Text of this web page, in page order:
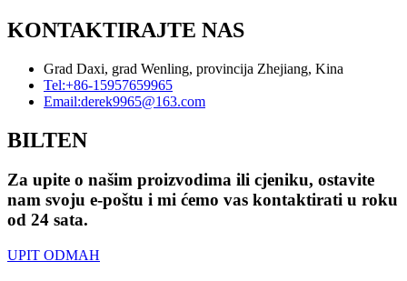
KONTAKTIRAJTE NAS
Grad Daxi, grad Wenling, provincija Zhejiang, Kina
Tel:+86-15957659965
Email:derek9965@163.com
BILTEN
Za upite o našim proizvodima ili cjeniku, ostavite
nam svoju e-poštu i mi ćemo vas kontaktirati u roku
od 24 sata.
UPIT ODMAH